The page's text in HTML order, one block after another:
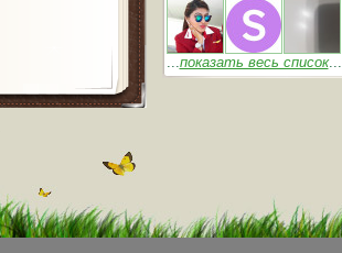
...показать весь список...